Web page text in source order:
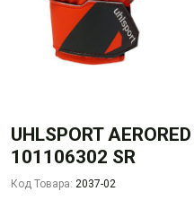
UHLSPORT
101106302 SR
Код Товара: 2037-02